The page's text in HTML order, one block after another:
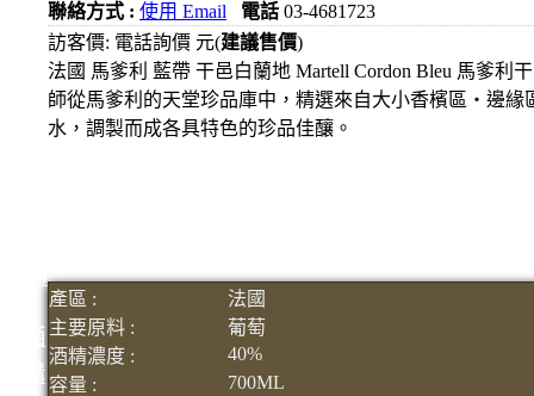
紅洒
箱購
聯絡方式 : 使用 Email 電話 03-4681723
訪客價: 電話詢價 元(建議售價)
法國 馬爹利 藍帶 干邑白蘭地 Martell Cordon Bleu 馬爹利
師從馬爹利的天堂珍品庫中，精選來自大小香檳區‧邊緣
水，調製而成各具特色的珍品佳釀。
產區 :
法國
主要原料 :
葡萄
酒精濃度 :
40%
容量 :
700ML